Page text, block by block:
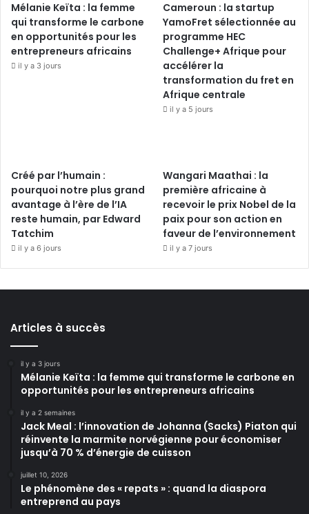
Mélanie Keïta : la femme
qui transforme le carbone
en opportunités pour les
entrepreneurs africains
il y a 3 jours
Cameroun : la startup
YamoFret sélectionnée au
programme HEC
Challenge+ Afrique pour
accélérer la
transformation du fret en
Afrique centrale
il y a 5 jours
Créé par l’humain :
pourquoi notre plus grand
avantage à l’ère de l’IA
reste humain, par Edward
Tatchim
il y a 6 jours
Wangari Maathai : la
première africaine à
recevoir le prix Nobel de la
paix pour son action en
faveur de l’environnement
il y a 7 jours
Articles à succès
il y a 3 jours
Mélanie Keïta : la femme qui transforme le carbone en
opportunités pour les entrepreneurs africains
il y a 2 semaines
Jack Meal : l’innovation de Johanna (Sacks) Piaton qui
réinvente la marmite norvégienne pour économiser
jusqu’à 70 % d’énergie de cuisson
juillet 10, 2026
Le phénomène des « repats » : quand la diaspora
entreprend au pays